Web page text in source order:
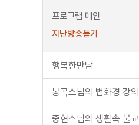
프로그램 메인
지난방송듣기
행복한만남
봉곡스님의 법화경 강의
중현스님의 생활속 불교